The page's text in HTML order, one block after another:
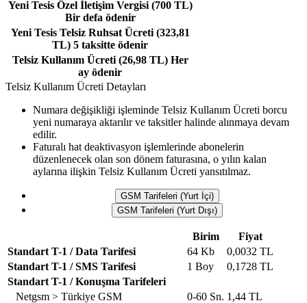
Yeni Tesis Özel İletişim Vergisi (700 TL)
Bir defa ödenir
Yeni Tesis Telsiz Ruhsat Ücreti (323,81
TL) 5 taksitte ödenir
Telsiz Kullanım Ücreti (26,98 TL) Her
ay ödenir
Telsiz Kullanım Ücreti Detayları
Numara değişikliği işleminde Telsiz Kullanım Ücreti borcu
yeni numaraya aktarılır ve taksitler halinde alınmaya devam
edilir.
Faturalı hat deaktivasyon işlemlerinde abonelerin
düzenlenecek olan son dönem faturasına, o yılın kalan
aylarına ilişkin Telsiz Kullanım Ücreti yansıtılmaz.
GSM Tarifeleri (Yurt İçi)
GSM Tarifeleri (Yurt Dışı)
Birim
Fiyat
Standart T-1 / Data Tarifesi
64 Kb
0,0032 TL
Standart T-1 / SMS Tarifesi
1 Boy
0,1728 TL
Standart T-1 / Konuşma Tarifeleri
Netgsm > Türkiye GSM
0-60 Sn. 1,44 TL